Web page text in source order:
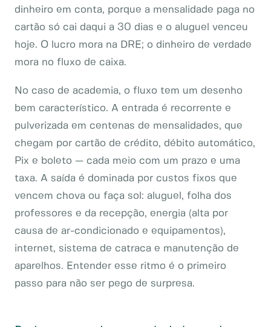
dinheiro em conta, porque a mensalidade paga no
cartão só cai daqui a 30 dias e o aluguel venceu
hoje. O lucro mora na DRE; o dinheiro de verdade
mora no fluxo de caixa.
No caso de academia, o fluxo tem um desenho
bem característico. A entrada é recorrente e
pulverizada em centenas de mensalidades, que
chegam por cartão de crédito, débito automático,
Pix e boleto — cada meio com um prazo e uma
taxa. A saída é dominada por custos fixos que
vencem chova ou faça sol: aluguel, folha dos
professores e da recepção, energia (alta por
causa de ar-condicionado e equipamentos),
internet, sistema de catraca e manutenção de
aparelhos. Entender esse ritmo é o primeiro
passo para não ser pego de surpresa.